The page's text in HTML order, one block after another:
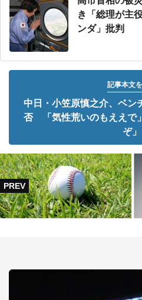
き「総理が主
ンダ」批判
記事本文
中日・小笠原慎之介、ベン
否 「気性荒いのもええで
ぞ」